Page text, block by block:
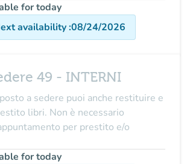
for today
availability:08/24/2026
49 - INTERNI
a sedere puoi anche restituire e
libri. Non è necessario
per prestito e/o
for today